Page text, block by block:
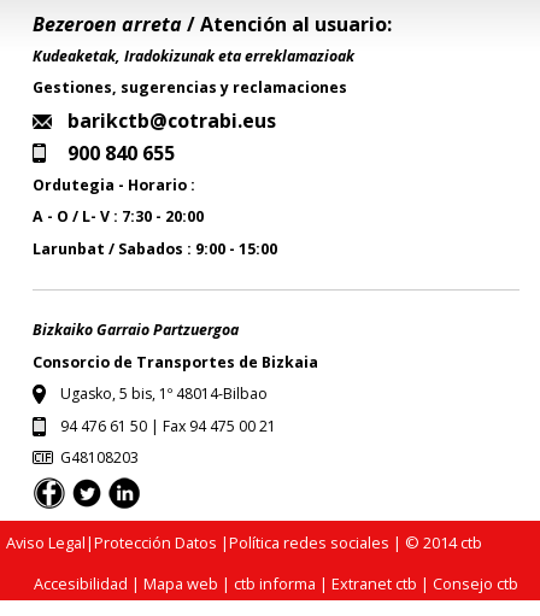
Bezeroen arreta/ Atención al usuario:
Kudeaketak, Iradokizunak eta erreklamazioak
Gestiones, sugerencias y reclamaciones
barikctb@cotrabi.eus
900 840 655
Ordutegia - Horario :
A - O / L- V : 7:30 - 20:00
Larunbat / Sabados : 9:00 - 15:00
Bizkaiko Garraio Partzuergoa
Consorcio de Transportes de Bizkaia
Ugasko, 5 bis, 1º 48014-Bilbao
94 476 61 50 | Fax 94 475 00 21
G48108203
Aviso Legal|Protección Datos |Política redes sociales | © 2014 ctb
Accesibilidad |Mapa web |ctb informa |Extranet ctb |Consejo ctb